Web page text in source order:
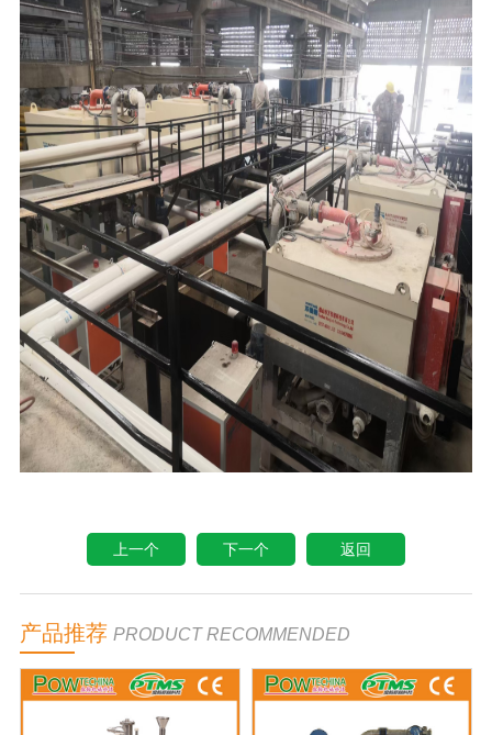
上一个 下一个 返回
产品推荐 PRODUCT RECOMMENDED